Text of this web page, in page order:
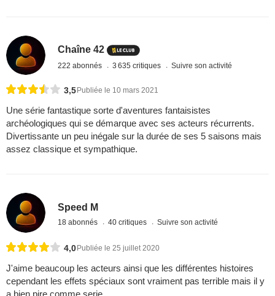
Chaîne 42
222 abonnés 3 635 critiques Suivre son activité
3,5 Publiée le 10 mars 2021
Une série fantastique sorte d'aventures fantaisistes
archéologiques qui se démarque avec ses acteurs récurrents.
Divertissante un peu inégale sur la durée de ses 5 saisons mais
assez classique et sympathique.
Speed M
18 abonnés 40 critiques Suivre son activité
4,0Publiée le 25 juillet 2020
J'aime beaucoup les acteurs ainsi que les différentes histoires
cependant les effets spéciaux sont vraiment pas terrible mais il y
a bien pire comme serie